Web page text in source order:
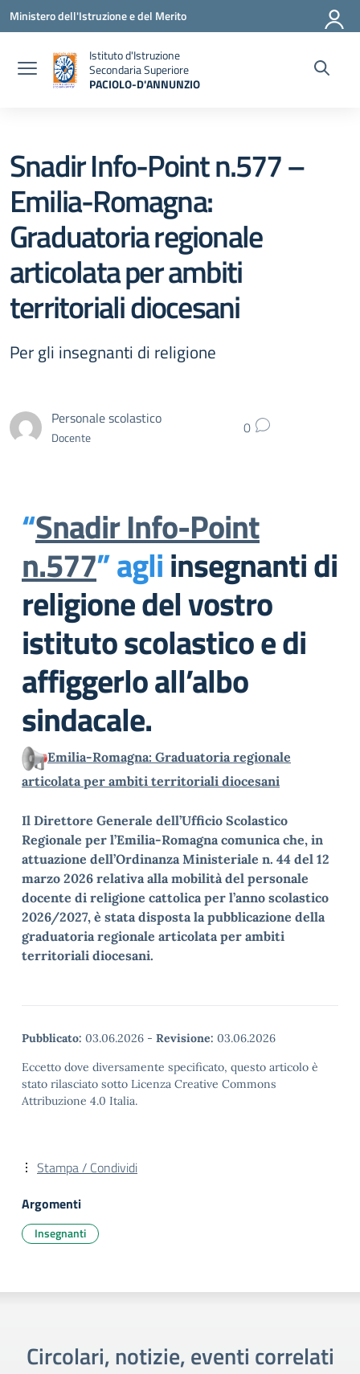
Vai ai contenuti
Vai al menu di navigazione
Vai al footer
Ministero dell'Istruzione e del Merito
Istituto d'Istruzione
Secondaria Superiore
PACIOLO-D'ANNUNZIO
Snadir Info-Point n.577 –
Emilia-Romagna:
Graduatoria regionale
articolata per ambiti
territoriali diocesani
Per gli insegnanti di religione
Personale scolastico
Docente 0
“Snadir Info-Point
n.577” agliinsegnanti di
religione del vostro
istituto scolastico e di
affiggerlo all’albo
sindacale.
Emilia-Romagna: Graduatoria regionale
articolata per ambiti territoriali diocesani
Il Direttore Generale dell’Ufficio Scolastico
Regionale per l’Emilia-Romagna comunica che, in
attuazione dell’Ordinanza Ministeriale n. 44 del 12
marzo 2026 relativa alla mobilità del personale
docente di religione cattolica per l’anno scolastico
2026/2027, è stata disposta la pubblicazione della
graduatoria regionale articolata per ambiti
territoriali diocesani.
Pubblicato: 03.06.2026 - Revisione: 03.06.2026
Eccetto dove diversamente specificato, questo articolo è
stato rilasciato sotto Licenza Creative Commons
Attribuzione 4.0 Italia.
Stampa / Condividi
Argomenti
Insegnanti
Circolari, notizie, eventi correlati